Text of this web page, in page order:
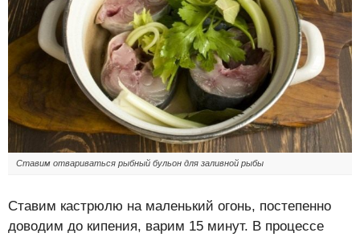
Ставим отвариваться рыбный бульон для заливной рыбы
Ставим кастрюлю на маленький огонь, постепенно
доводим до кипения, варим 15 минут. В процессе